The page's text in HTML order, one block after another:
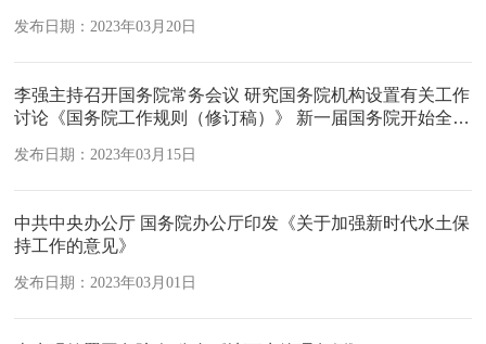
发布日期：2023年03月20日
李强主持召开国务院常务会议 研究国务院机构设置有关工作
讨论《国务院工作规则（修订稿）》 新一届国务院开始全面
发布日期：2023年03月15日
中共中央办公厅 国务院办公厅印发《关于加强新时代水土保
持工作的意见》
发布日期：2023年03月01日